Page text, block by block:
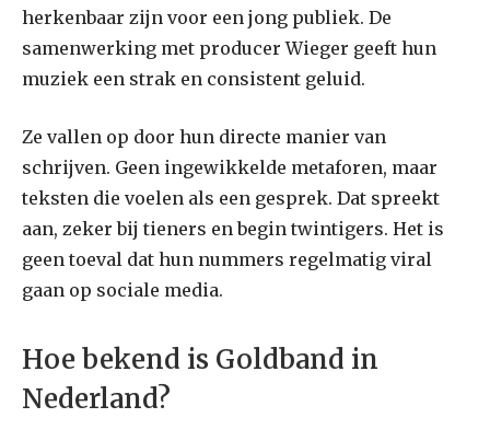
herkenbaar zijn voor een jong publiek. De
samenwerking met producer Wieger geeft hun
muziek een strak en consistent geluid.
Ze vallen op door hun directe manier van
schrijven. Geen ingewikkelde metaforen, maar
teksten die voelen als een gesprek. Dat spreekt
aan, zeker bij tieners en begin twintigers. Het is
geen toeval dat hun nummers regelmatig viral
gaan op sociale media.
Hoe bekend is Goldband in
Nederland?